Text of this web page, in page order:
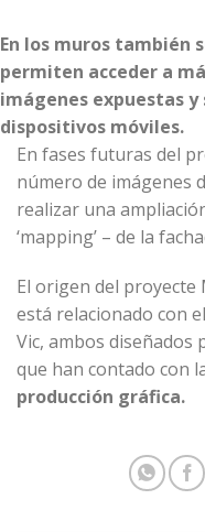
En los muros también
permiten acceder a
imágenes expuestas
dispositivos móviles.
En fases futuras del
número de imágenes
realizar una
‘mapping’ – de la
El origen del proyecte
está relacionado con
Vic, ambos diseñados
que han contado con
producción gráfica.